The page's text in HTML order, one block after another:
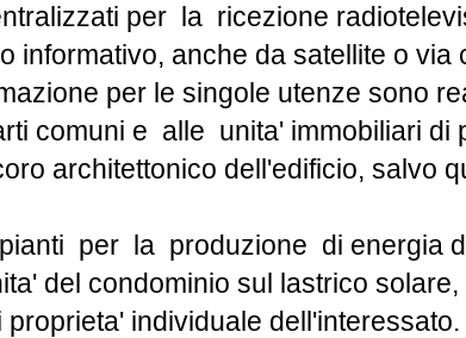
per la ricezione
anche da satellite o via
per le singole utenze sono
comuni e alle unita' immobiliari di
architettonico dell'edificio, salvo
per la produzione di energia
del condominio sul lastrico
individuale dell'interessato.